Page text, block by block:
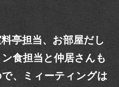
亭担当、お部屋だし
食担当と仲居さんも
、ミィーティングは